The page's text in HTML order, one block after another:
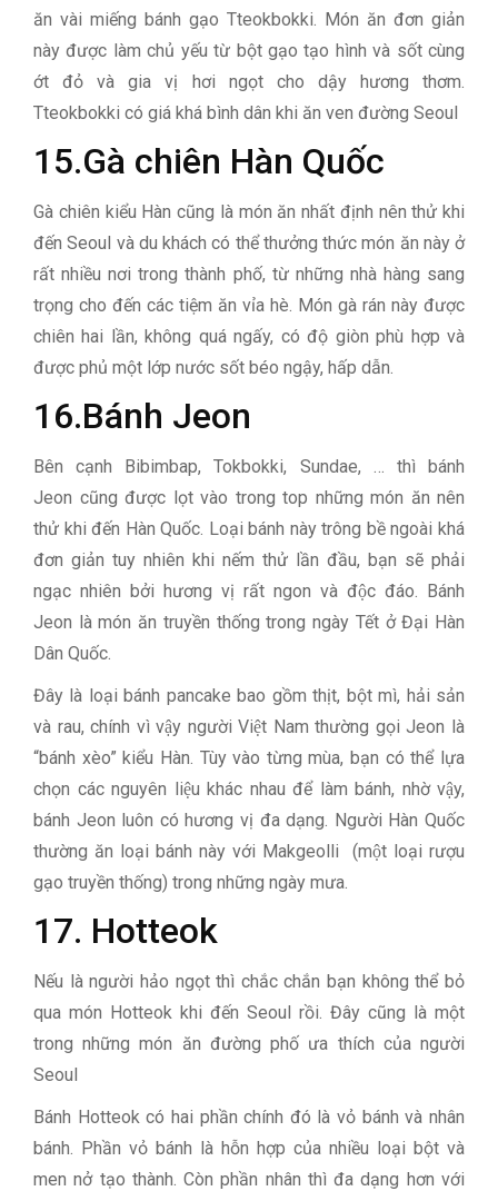
ăn vài miếng bánh gạo Tteokbokki. Món ăn đơn giản
này được làm chủ yếu từ bột gạo tạo hình và sốt cùng
ớt đỏ và gia vị hơi ngọt cho dậy hương thơm.
Tteokbokki có giá khá bình dân khi ăn ven đường Seoul
15.Gà chiên Hàn Quốc
Gà chiên kiểu Hàn cũng là món ăn nhất định nên thử khi
đến Seoul và du khách có thể thưởng thức món ăn này ở
rất nhiều nơi trong thành phố, từ những nhà hàng sang
trọng cho đến các tiệm ăn vỉa hè. Món gà rán này được
chiên hai lần, không quá ngấy, có độ giòn phù hợp và
được phủ một lớp nước sốt béo ngậy, hấp dẫn.
16.Bánh Jeon
Bên cạnh Bibimbap, Tokbokki, Sundae, … thì bánh
Jeon cũng được lọt vào trong top những món ăn nên
thử khi đến Hàn Quốc. Loại bánh này trông bề ngoài khá
đơn giản tuy nhiên khi nếm thử lần đầu, bạn sẽ phải
ngạc nhiên bởi hương vị rất ngon và độc đáo. Bánh
Jeon là món ăn truyền thống trong ngày Tết ở Đại Hàn
Dân Quốc.
Đây là loại bánh pancake bao gồm thịt, bột mì, hải sản
và rau, chính vì vậy người Việt Nam thường gọi Jeon là
“bánh xèo” kiểu Hàn. Tùy vào từng mùa, bạn có thể lựa
chọn các nguyên liệu khác nhau để làm bánh, nhờ vậy,
bánh Jeon luôn có hương vị đa dạng. Người Hàn Quốc
thường ăn loại bánh này với Makgeolli (một loại rượu
gạo truyền thống) trong những ngày mưa.
17. Hotteok
Nếu là người hảo ngọt thì chắc chắn bạn không thể bỏ
qua món Hotteok khi đến Seoul rồi. Đây cũng là một
trong những món ăn đường phố ưa thích của người
Seoul
Bánh Hotteok có hai phần chính đó là vỏ bánh và nhân
bánh. Phần vỏ bánh là hỗn hợp của nhiều loại bột và
men nở tạo thành. Còn phần nhân thì đa dạng hơn với